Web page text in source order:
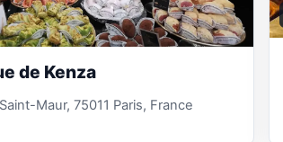
de Kenza
Maur, 75011 Paris, France